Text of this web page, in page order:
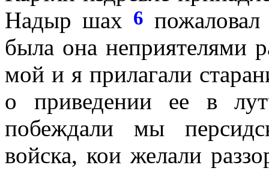
Надыр шах 6
была она неприятелями
мой и я прилагали
о приведении ее в
побеждали мы
войска, кои желали